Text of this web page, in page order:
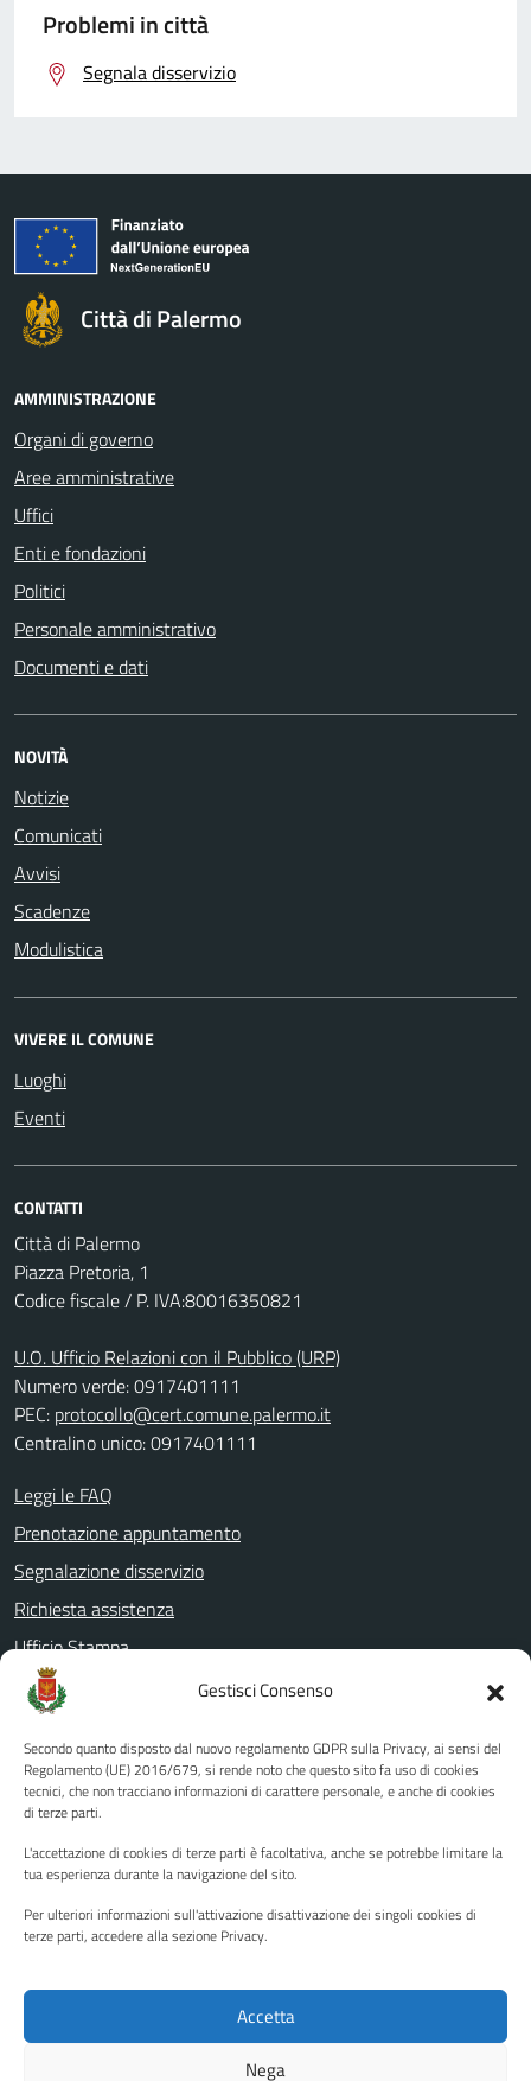
Gestisci Consenso
Secondo quanto disposto dal nuovo regolamento GDPR sulla Privacy, ai sensi del
Regolamento (UE) 2016/679, si rende noto che questo sito fa uso di cookies
tecnici, che non tracciano informazioni di carattere personale, e anche di cookies
di terze parti.
L'accettazione di cookies di terze parti è facoltativa, anche se potrebbe limitare la
tua esperienza durante la navigazione del sito.
Per ulteriori informazioni sull'attivazione disattivazione dei singoli cookies di
terze parti, accedere alla sezione Privacy.
Accetta
Nega
Problemi in città
Segnala disservizio
Città di Palermo
AMMINISTRAZIONE
Organi di governo
Aree amministrative
Uffici
Enti e fondazioni
Politici
Personale amministrativo
Documenti e dati
NOVITÀ
Notizie
Comunicati
Avvisi
Scadenze
Modulistica
VIVERE IL COMUNE
Luoghi
Eventi
CONTATTI
Città di Palermo
Piazza Pretoria, 1
Codice fiscale / P. IVA:80016350821
U.O. Ufficio Relazioni con il Pubblico (URP)
Numero verde: 0917401111
PEC: protocollo@cert.comune.palermo.it
Centralino unico: 0917401111
Leggi le FAQ
Prenotazione appuntamento
Segnalazione disservizio
Richiesta assistenza
Ufficio Stampa
Amministrazione Trasparente
Albo pretorio
Informativa privacy
Note legali
Piano di miglioramento del sito
Instagram